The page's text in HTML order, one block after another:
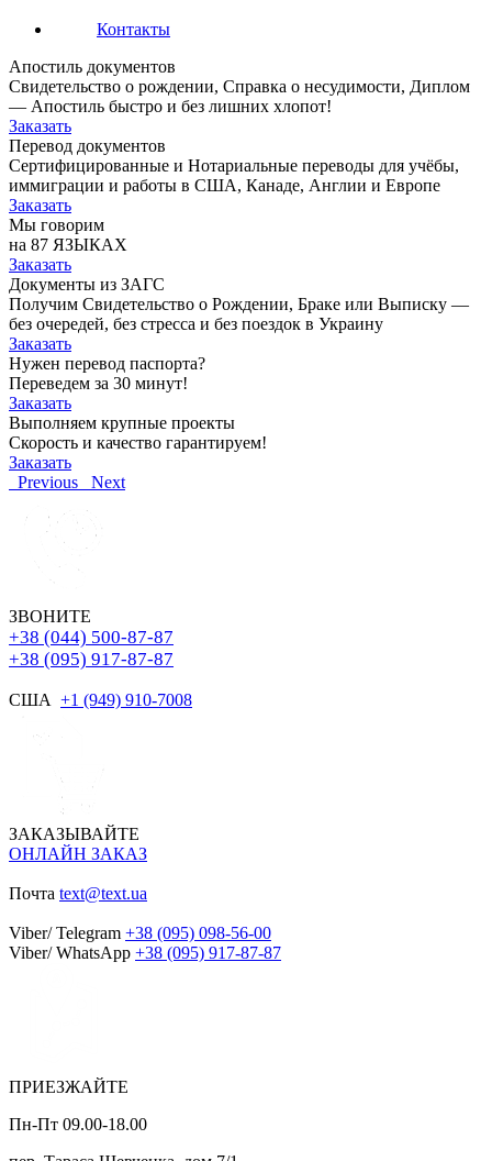
Контакты
Апостиль документов
Свидетельство о рождении, Справка о несудимости, Диплом
— Апостиль быстро и без лишних хлопот!
Заказать
Перевод документов
Сертифицированные и Нотариальные переводы для учёбы,
иммиграции и работы в США, Канаде, Англии и Европе
Заказать
Мы говорим
на 87 ЯЗЫКАХ
Заказать
Документы из ЗАГС
Получим Свидетельство о Рождении, Браке или Выписку —
без очередей, без стресса и без поездок в Украину
Заказать
Нужен перевод паспорта?
Переведем за 30 минут!
Заказать
Выполняем крупные проекты
Скорость и качество гарантируем!
Заказать
Previous
Next
ЗВОНИТЕ
+38 (044) 500-87-87
+38 (095) 917-87-87
США +1 (949) 910-7008
ЗАКАЗЫВАЙТЕ
ОНЛАЙН ЗАКАЗ
Почта text@text.ua
Viber/ Telegram +38 (095) 098-56-00
Viber/ WhatsApp +38 (095) 917-87-87
ПРИЕЗЖАЙТЕ
Пн-Пт 09.00-18.00